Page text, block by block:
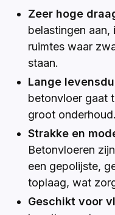
Zeer hoge
belastingen
ruimtes waar
staan.
Lange
betonvloer gaat
groot onderhoud.
Strakke en
Betonvloeren
een gepolijste,
toplaag, wat
Geschikt voor